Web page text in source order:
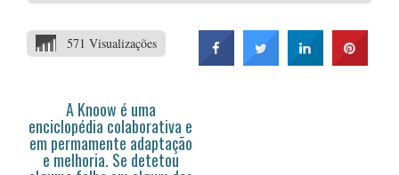
571 Visualizações
A Knoow é uma
enciclopédia colaborativa e
em permamente adaptação
e melhoria. Se detetou